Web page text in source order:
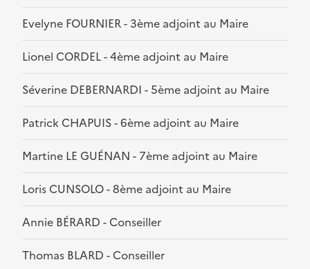
Evelyne FOURNIER - 3ème adjoint au Maire
Lionel CORDEL - 4ème adjoint au Maire
Séverine DEBERNARDI - 5ème adjoint au Maire
Patrick CHAPUIS - 6ème adjoint au Maire
Martine LE GUÉNAN - 7ème adjoint au Maire
Loris CUNSOLO - 8ème adjoint au Maire
Annie BÉRARD - Conseiller
Thomas BLARD - Conseiller